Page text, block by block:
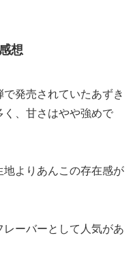
想
発売されていたあずき
く、甘さはやや強めで
よりあんこの存在感が
ーバーとして人気があ